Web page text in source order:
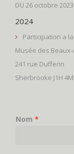
DU 26 octobre
2024
Participation a
Musée des
241 rue Dufferin
Sherbrooke J1H
Nom *